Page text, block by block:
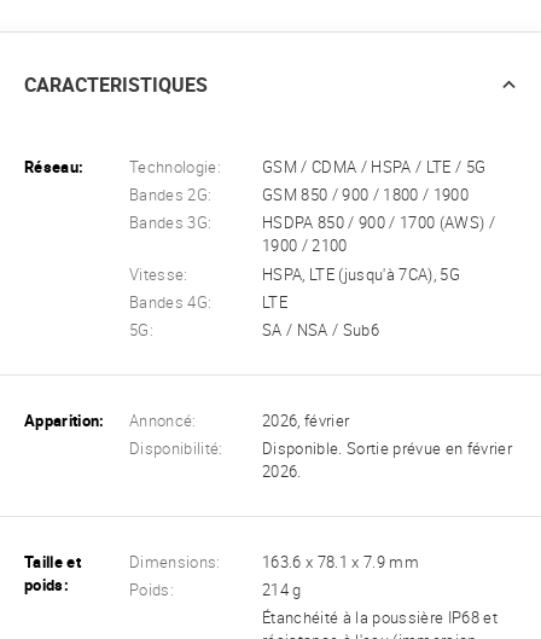
CARACTERISTIQUES
Réseau: Technologie:
GSM / CDMA / HSPA / LTE / 5G
Bandes 2G:
GSM 850 / 900 / 1800 / 1900
Bandes 3G:
HSDPA 850 / 900 / 1700 (AWS) /
1900 / 2100
Vitesse:
HSPA, LTE (jusqu'à 7CA), 5G
Bandes 4G:
LTE
5G:
SA / NSA / Sub6
Apparition: Annoncé:
2026, février
Disponibilité:
Disponible. Sortie prévue en février
2026.
Taille et
poids:
Dimensions:
163.6 x 78.1 x 7.9 mm
Poids:
214 g
Étanchéité à la poussière IP68 et